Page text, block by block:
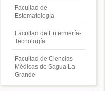
Facultad de
Estomatología
Facultad de Enfermería-
Tecnología
Facultad de Ciencias
Médicas de Sagua La
Grande